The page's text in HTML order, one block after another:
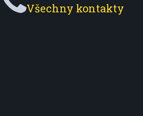
Všechny kontakty